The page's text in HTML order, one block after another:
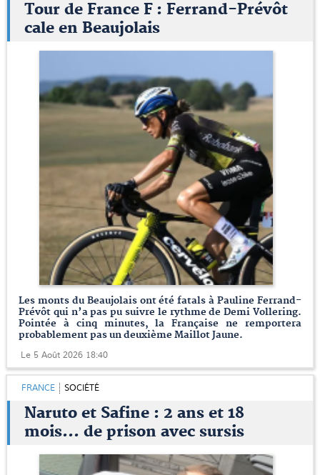
Tour de France F : Ferrand-Prévôt
cale en Beaujolais
Les monts du Beaujolais ont été fatals à Pauline Ferrand-
Prévôt qui n’a pas pu suivre le rythme de Demi Vollering.
Pointée à cinq minutes, la Française ne remportera
probablement pas un deuxième Maillot Jaune.
Le 5 Août 2026 18:40
FRANCE SOCIÉTÉ
Naruto et Safine : 2 ans et 18
mois... de prison avec sursis